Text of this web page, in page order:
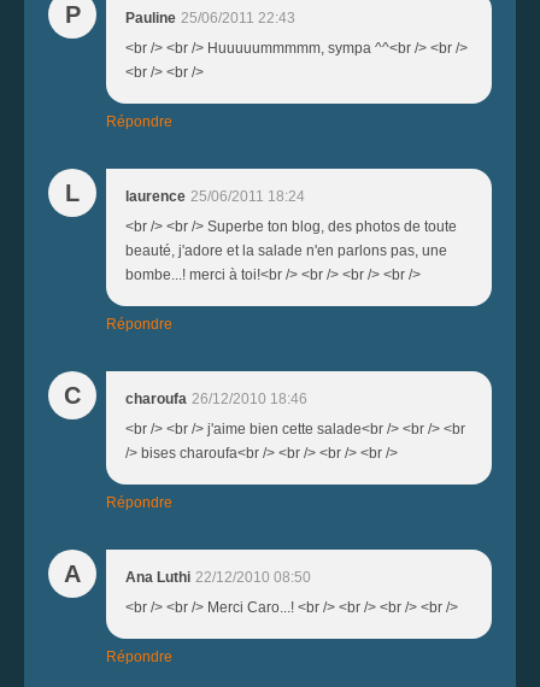
P Pauline 25/06/2011 22:43
<br /> <br /> Huuuuummmmm, sympa ^^<br /> <br />
<br /> <br />
Répondre
L laurence 25/06/2011 18:24
<br /> <br /> Superbe ton blog, des photos de toute
beauté, j'adore et la salade n'en parlons pas, une
bombe...! merci à toi!<br /> <br /> <br /> <br />
Répondre
C charoufa 26/12/2010 18:46
<br /> <br /> j'aime bien cette salade<br /> <br /> <br
/> bises charoufa<br /> <br /> <br /> <br />
Répondre
A Ana Luthi 22/12/2010 08:50
<br /> <br /> Merci Caro...! <br /> <br /> <br /> <br />
Répondre